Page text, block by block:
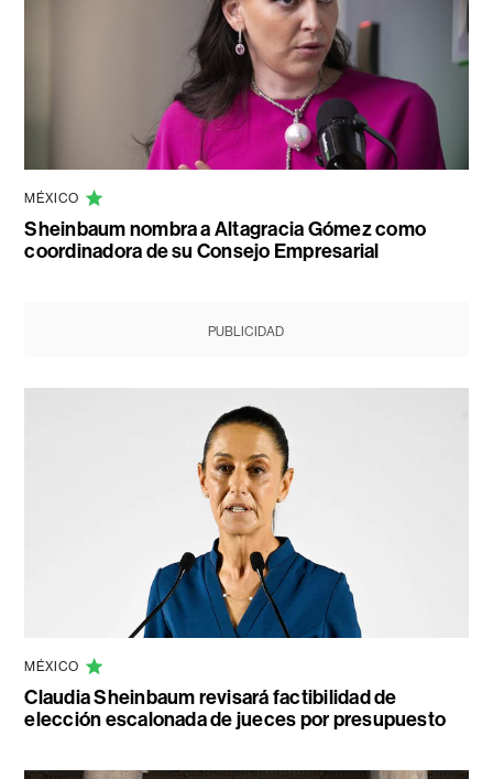
MÉXICO
Sheinbaum nombra a Altagracia Gómez como
coordinadora de su Consejo Empresarial
PUBLICIDAD
MÉXICO
Claudia Sheinbaum revisará factibilidad de
elección escalonada de jueces por presupuesto